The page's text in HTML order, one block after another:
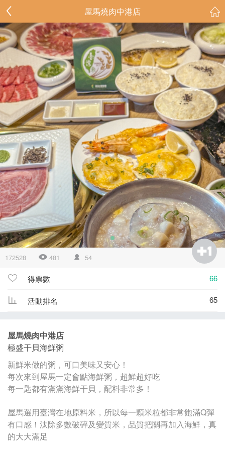
屋馬燒肉中港店
172528 481 54
得票數 66
活動排名 65
屋馬燒肉中港店
極盛干貝海鮮粥
新鮮米做的粥，可口美味又安心！
每次來到屋馬一定會點海鮮粥，超鮮超好吃
每一匙都有滿滿海鮮干貝，配料非常多！
屋馬選用臺灣在地原料米，所以每一顆米粒都非常飽滿Q彈
有口感！汰除多數破碎及變質米，品質把關再加入海鮮，真
的大大滿足